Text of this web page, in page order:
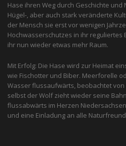
Hase ihren Weg durch Geschichte und
Hügel-, aber auch stark veränderte
der Mensch sie erst vor wenigen
Hochwasserschutzes in ihr reguliertes
ihr nun wieder etwas mehr Raum.
Mit Erfolg: Die Hase wird zur Heimat
wie Fischotter und Biber. Meerforelle
Wasser flussaufwärts, beobachtet von
selbst der Wolf zieht wieder seine
flussabwärts im Herzen
und eine Einladung an alle